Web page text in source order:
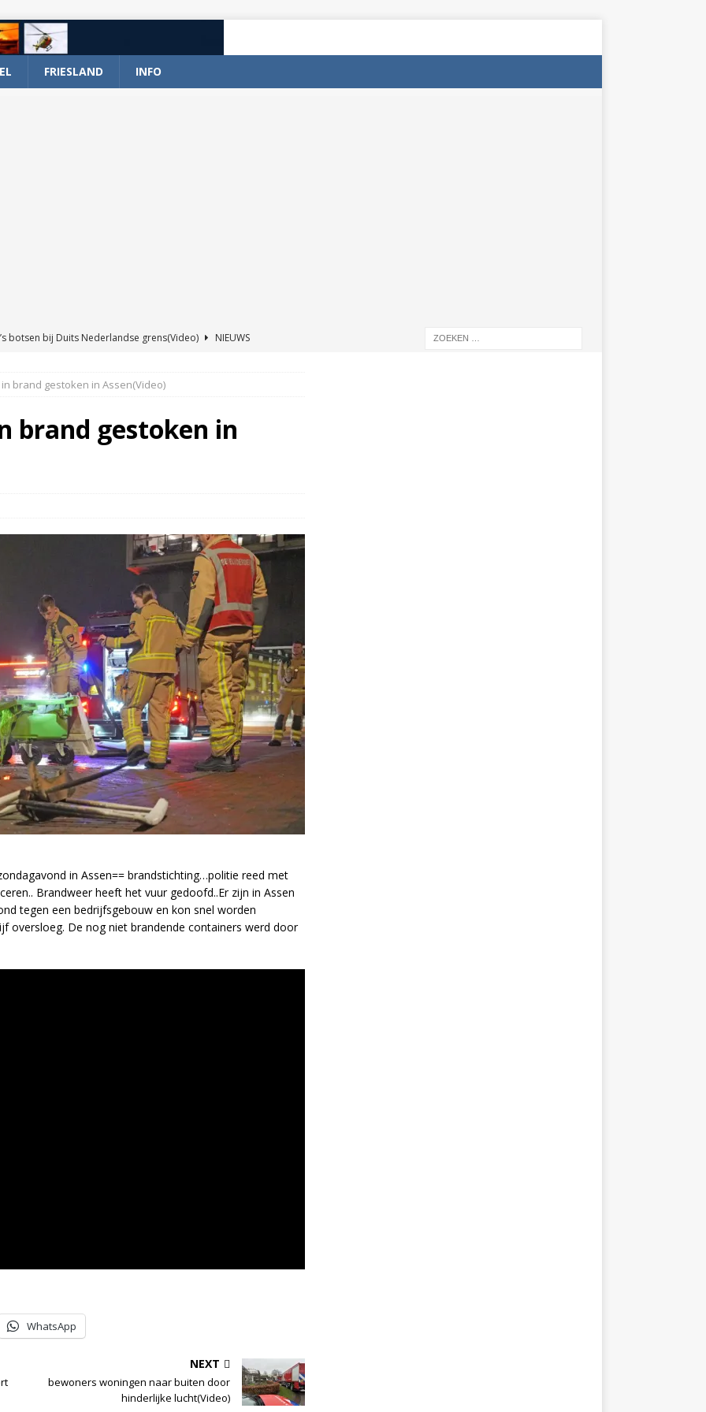
FRIESLAND INFO
botsen bij Duits Nederlandse grens(Video)
NIEUWS
en wagen met stro in de brand in Oosterhesselen(Video)
brand in Wijster(Video)
brand gestoken in Assen(Video)
brand gestoken in
in Assen== brandstichting…politie reed met
Brandweer heeft het vuur gedoofd..Er zijn in Assen
tegen een bedrijfsgebouw en kon snel worden
oversloeg. De nog niet brandende containers werd door
WhatsApp
NEXT
bewoners woningen naar buiten door
hinderlijke lucht(Video)